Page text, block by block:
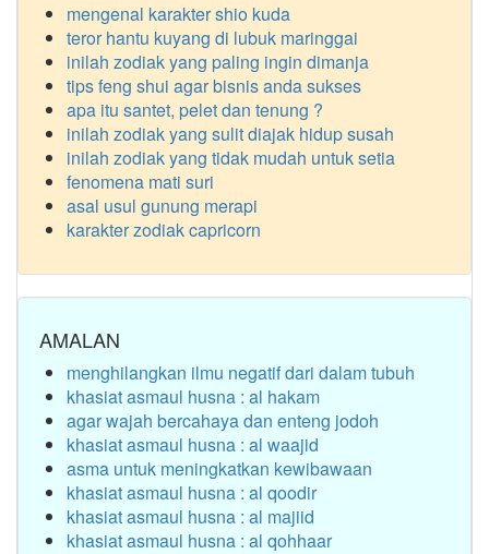
mengenal karakter shio kuda
teror hantu kuyang di lubuk maringgai
inilah zodiak yang paling ingin dimanja
tips feng shui agar bisnis anda sukses
apa itu santet, pelet dan tenung ?
inilah zodiak yang sulit diajak hidup susah
inilah zodiak yang tidak mudah untuk setia
fenomena mati suri
asal usul gunung merapi
karakter zodiak capricorn
AMALAN
menghilangkan ilmu negatif dari dalam tubuh
khasiat asmaul husna : al hakam
agar wajah bercahaya dan enteng jodoh
khasiat asmaul husna : al waajid
asma untuk meningkatkan kewibawaan
khasiat asmaul husna : al qoodir
khasiat asmaul husna : al majiid
khasiat asmaul husna : al qohhaar